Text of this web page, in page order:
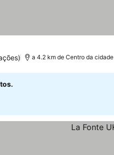
a 4.2 km de Centro da cidade